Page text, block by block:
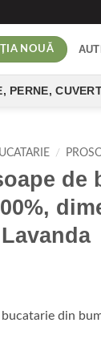
NOUĂ
PERNE,
/
de
din